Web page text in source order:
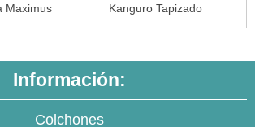
Maximus Kanguro Tapizado
Información:
Colchones